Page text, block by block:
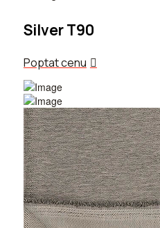
Silver T90
Poptat cenu